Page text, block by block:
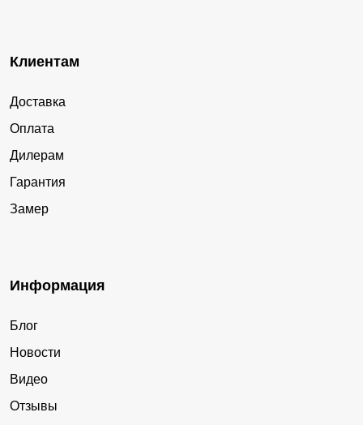
Клиентам
Доставка
Оплата
Дилерам
Гарантия
Замер
Информация
Блог
Новости
Видео
Отзывы